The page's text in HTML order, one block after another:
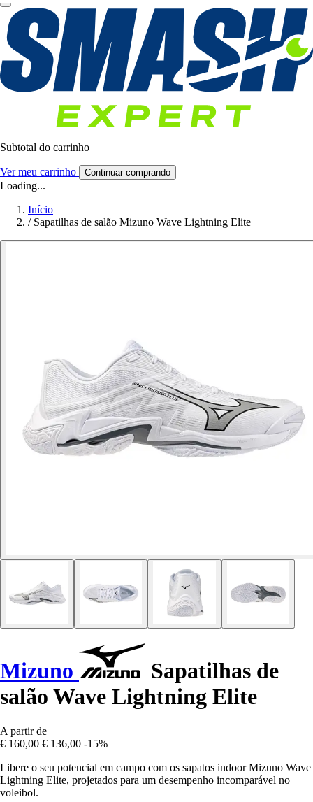
Subtotal do carrinho
Ver meu carrinho Continuar comprando
Loading...
Início
/ Sapatilhas de salão Mizuno Wave Lightning Elite
Mizuno
Sapatilhas de
salão Wave Lightning Elite
A partir de
€ 160,00 € 136,00 -15%
Libere o seu potencial em campo com os sapatos indoor Mizuno Wave
Lightning Elite, projetados para um desempenho incomparável no
voleibol.